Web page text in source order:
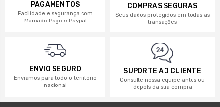
PAGAMENTOS
Facilidade e segurança com
Mercado Pago e Paypal
COMPRAS SEGURAS
Seus dados protegidos em todas as
transações
ENVIO SEGURO
Enviamos para todo o território
nacional
SUPORTE AO CLIENTE
Consulte nossa equipe antes ou
depois da sua compra